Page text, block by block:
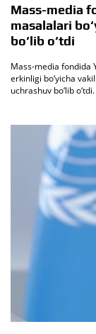
Mass-media
masalalari
bo‘lib o‘tdi
Mass-media fondida
erkinligi bo‘yicha
uchrashuv bo‘lib o‘tdi.